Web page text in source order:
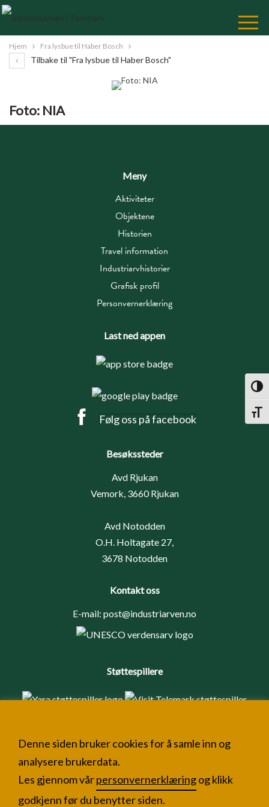
Skip
Content
Hjem Fra lysbue til Haber Bosch
Tilbake til "Fra lysbue til Haber Bosch"
Foto: NIA
Meny
Aktiviteter
Objektene
Historien
Travel information
Industriarvhistorier
Grafisk profil
Personvernerklæring
Last ned appen
Følg oss på facebook
Besøkssteder
Avd Rjukan
Vemork, 3660 Rjukan
Avd Notodden
O.H. Holtagate 27,
3678 Notodden
Kontakt oss
E-mail: post@industriarven.no
Støttespillere
Denne siden bruker cookies for å samle inn og
analysere brukerdata.
Les gjennom vårpersonvernerklæringog klikk
godkjenn før du benytter siden.